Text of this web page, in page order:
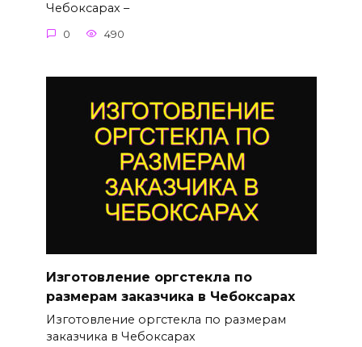
Чебоксарах –
0 490
Изготовление оргстекла по
размерам заказчика в Чебоксарах
Изготовление оргстекла по размерам
заказчика в Чебоксарах